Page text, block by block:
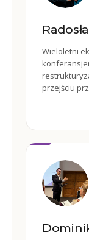
Wieloletni
przejściu